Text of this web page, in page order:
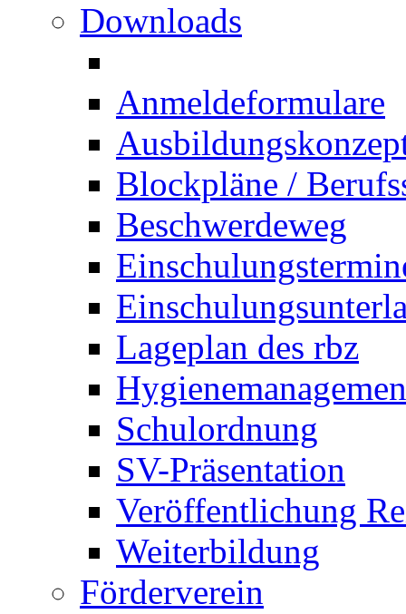
Downloads
Anmeldeformulare
Blockpläne /
Beschwerdeweg
Lageplan des rbz
Schulordnung
SV-Präsentation
Veröffentlichung
Weiterbildung
Förderverein